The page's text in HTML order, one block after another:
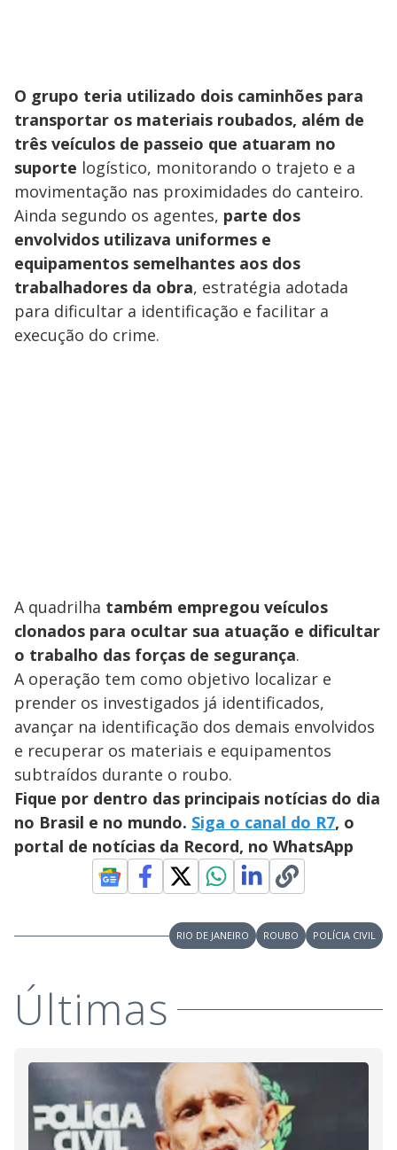
O grupo teria utilizado dois caminhões para
transportar os materiais roubados, além de
três veículos de passeio que atuaram no
suporte logístico, monitorando o trajeto e a
movimentação nas proximidades do canteiro.
Ainda segundo os agentes, parte dos
envolvidos utilizava uniformes e
equipamentos semelhantes aos dos
trabalhadores da obra, estratégia adotada
para dificultar a identificação e facilitar a
execução do crime.
A quadrilha também empregou veículos
clonados para ocultar sua atuação e dificultar
o trabalho das forças de segurança.
A operação tem como objetivo localizar e
prender os investigados já identificados,
avançar na identificação dos demais envolvidos
e recuperar os materiais e equipamentos
subtraídos durante o roubo.
Fique por dentro das principais notícias do dia
no Brasil e no mundo. Siga o canal do R7, o
portal de notícias da Record, no WhatsApp
RIO DE JANEIRO ROUBO POLÍCIA CIVIL
Últimas